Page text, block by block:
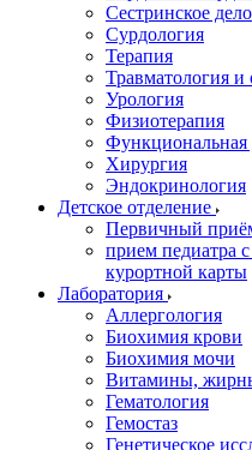
Сестринское дело
Сурдология
Терапия
Травматология и
Урология
Физиотерапия
Функциональная
Хирургия
Эндокринология
Детское отделение
Первичный
прием педиатра
курортной карты
Лаборатория
Аллергология
Биохимия крови
Биохимия мочи
Витамины,
Гематология
Гемостаз
Генетическое